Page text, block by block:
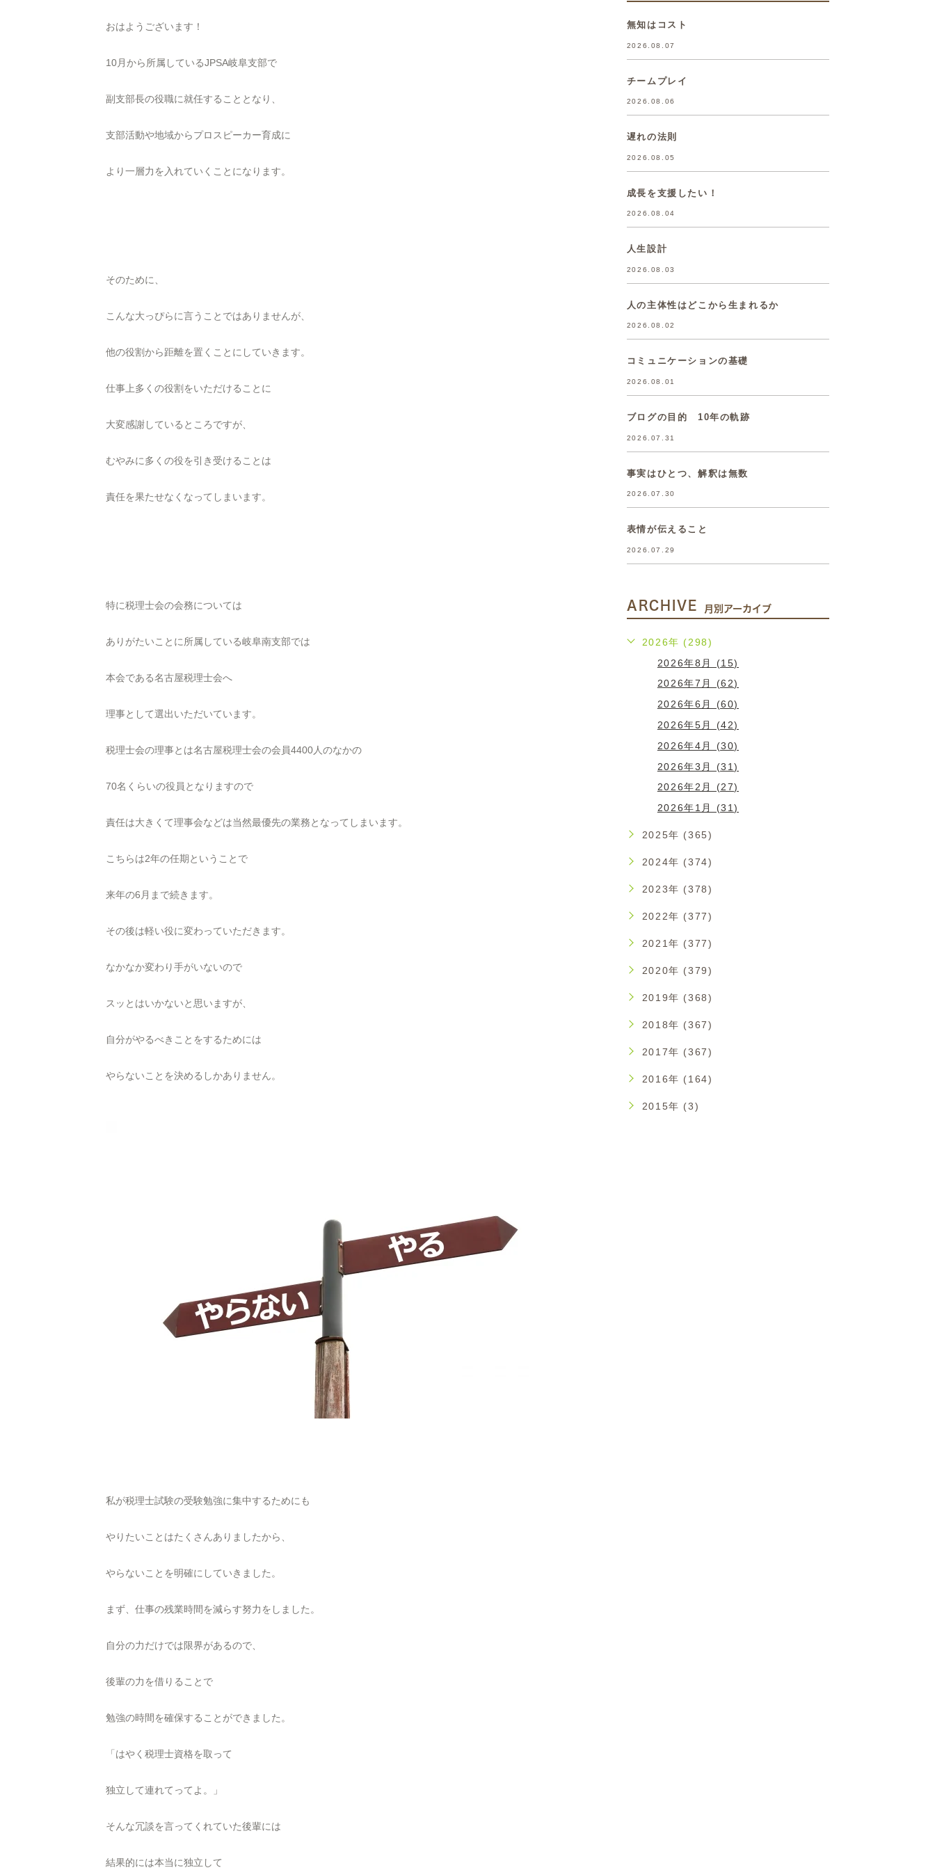
おはようございます！
10月から所属しているJPSA岐阜支部で
副支部長の役職に就任することとなり、
支部活動や地域からプロスピーカー育成に
より一層力を入れていくことになります。
そのために、
こんな大っぴらに言うことではありませんが、
他の役割から距離を置くことにしていきます。
仕事上多くの役割をいただけることに
大変感謝しているところですが、
むやみに多くの役を引き受けることは
責任を果たせなくなってしまいます。
特に税理士会の会務については
ありがたいことに所属している岐阜南支部では
本会である名古屋税理士会へ
理事として選出いただいています。
税理士会の理事とは名古屋税理士会の会員4400人のなかの
70名くらいの役員となりますので
責任は大きくて理事会などは当然最優先の業務となってしまいます。
こちらは2年の任期ということで
来年の6月まで続きます。
その後は軽い役に変わっていただきます。
なかなか変わり手がいないので
スッとはいかないと思いますが、
自分がやるべきことをするためには
やらないことを決めるしかありません。
私が税理士試験の受験勉強に集中するためにも
やりたいことはたくさんありましたから、
やらないことを明確にしていきました。
まず、仕事の残業時間を減らす努力をしました。
自分の力だけでは限界があるので、
後輩の力を借りることで
勉強の時間を確保することができました。
「はやく税理士資格を取って
独立して連れてってよ。」
そんな冗談を言ってくれていた後輩には
結果的には本当に独立して
無知はコスト
2026.08.07
チームプレイ
2026.08.06
遅れの法則
2026.08.05
成長を支援したい！
2026.08.04
人生設計
2026.08.03
人の主体性はどこから生まれるか
2026.08.02
コミュニケーションの基礎
2026.08.01
ブログの目的 10年の軌跡
2026.07.31
事実はひとつ、解釈は無数
2026.07.30
表情が伝えること
2026.07.29
ARCHIVE 月別アーカイブ
2026年 (298)
2026年8月 (15)
2026年7月 (62)
2026年6月 (60)
2026年5月 (42)
2026年4月 (30)
2026年3月 (31)
2026年2月 (27)
2026年1月 (31)
2025年 (365)
2024年 (374)
2023年 (378)
2022年 (377)
2021年 (377)
2020年 (379)
2019年 (368)
2018年 (367)
2017年 (367)
2016年 (164)
2015年 (3)